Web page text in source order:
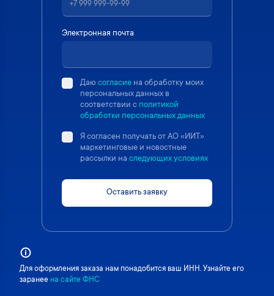
Электронная почта
Даюсогласие на обработку моих
персональных данных в
соответствии с политикой
обработки персональных данных
Я согласен получать от АО «ИИТ»
маркетинговые и новостные
рассылки на следующих условиях
Оставить заявку
Для оформления заказа нам понадобится ваш ИНН. Узнайте его
заранее на сайте ФНС